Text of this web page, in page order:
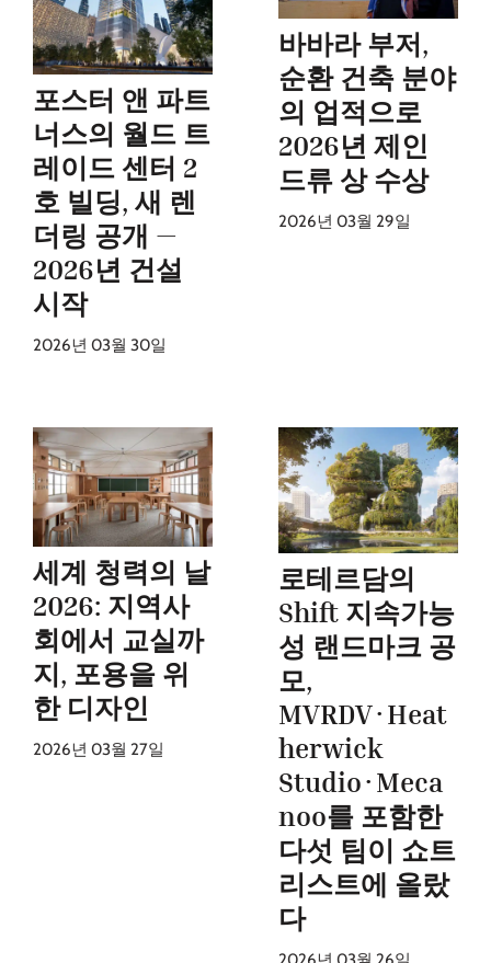
포스터 앤 파트
너스의 월드 트
레이드 센터 2
호 빌딩, 새 렌
더링 공개 —
2026년 건설
시작
2026년 03월 30일
바바라 부저,
순환 건축 분야
의 업적으로
2026년 제인
드류 상 수상
2026년 03월 29일
세계 청력의 날
2026: 지역사
회에서 교실까
지, 포용을 위
한 디자인
2026년 03월 27일
로테르담의
Shift 지속가능
성 랜드마크 공
모,
MVRDV·Heat
herwick
Studio·Meca
noo를 포함한
다섯 팀이 쇼트
리스트에 올랐
다